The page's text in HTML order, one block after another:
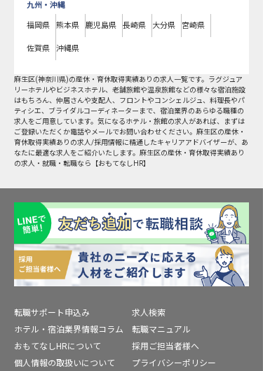
九州・沖縄
福岡県 熊本県 鹿児島県 長崎県 大分県 宮崎県
佐賀県 沖縄県
麻生区(神奈川県)の産休・育休取得実績あり の求人一覧です。ラグジュア
リーホテルやビジネスホテル、老舗旅館や温泉旅館などの様々な宿泊施設
はもちろん、仲居さんや支配人、フロントやコンシェルジュ、料理長やパ
ティシエ、ブライダルコーディネーターまで、宿泊業界のあらゆる職種の
求人をご用意しています。気になるホテル・旅館の求人があれば、まずは
ご登録いただくか電話やメールでお問い合わせください。麻生区の産休・
育休取得実績ありの求人/採用情報に精通したキャリアアドバイザーが、あ
なたに最適な求人をご紹介いたします。麻生区の産休・育休取得実績あり
の求人・就職・転職なら【おもてなしHR】
転職サポート申込み
求人検索
ホテル・宿泊業界情報コラム
転職マニュアル
おもてなしHRについて
採用ご担当者様へ
個人情報の取扱いについて
プライバシーポリシー